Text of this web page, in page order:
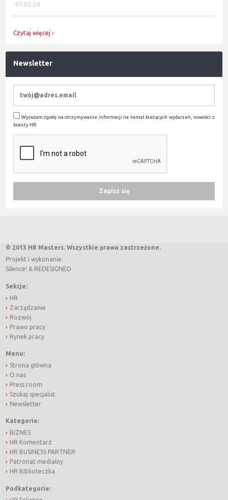
07.05.24
Czytaj więcej
Newsletter
Wyrażam zgodę na otrzymywanie informacji na temat bieżących wydarzeń, nowości z
branży HR
© 2013 HR Masters. Wszystkie prawa zastrzeżone.
Projekt i wykonanie:
Silence! & REDESIGNED
Sekcje:
HR
Zarządzanie
Rozwój
Prawo pracy
Rynek pracy
Menu:
Strona główna
O nas
Press room
Szukaj specjalist
Newsletter
Kategorie:
BIZNES
HR Komentarz
HR BUSINESS PARTNER
Patronat medialny
HR Biblioteczka
Podkategorie: